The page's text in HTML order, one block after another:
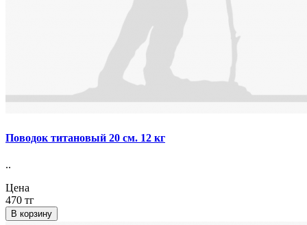
Поводок титановый 20 см. 12 кг
..
Цена
470 тг
В корзину